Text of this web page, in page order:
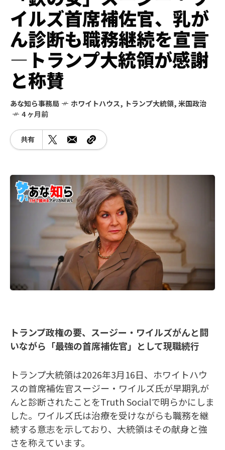
イルズ首席補佐官、乳が
ん診断も職務継続を宣言
―トランプ大統領が感謝
と称賛
あな知ら事務局 ホワイトハウス, トランプ大統領, 米国政治
4 ヶ月前
共有
トランプ政権の要、スージー・ワイルズがんと闘
いながら「最強の首席補佐官」として現職続行
トランプ大統領は2026年3月16日、ホワイトハウ
スの首席補佐官スージー・ワイルズ氏が早期乳が
んと診断されたことをTruth Socialで明らかにしま
した。ワイルズ氏は治療を受けながらも職務を継
続する意志を示しており、大統領はその献身と強
さを称えています。